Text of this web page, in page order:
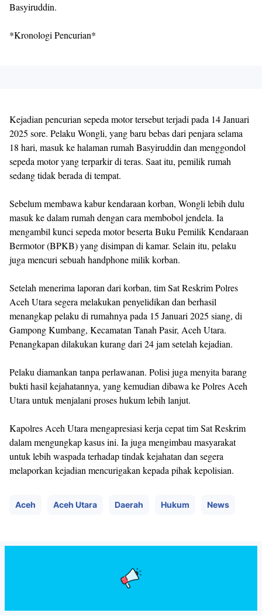
Basyiruddin.
*Kronologi Pencurian*
Kejadian pencurian sepeda motor tersebut terjadi pada 14 Januari
2025 sore. Pelaku Wongli, yang baru bebas dari penjara selama
18 hari, masuk ke halaman rumah Basyiruddin dan menggondol
sepeda motor yang terparkir di teras. Saat itu, pemilik rumah
sedang tidak berada di tempat.
Sebelum membawa kabur kendaraan korban, Wongli lebih dulu
masuk ke dalam rumah dengan cara membobol jendela. Ia
mengambil kunci sepeda motor beserta Buku Pemilik Kendaraan
Bermotor (BPKB) yang disimpan di kamar. Selain itu, pelaku
juga mencuri sebuah handphone milik korban.
Setelah menerima laporan dari korban, tim Sat Reskrim Polres
Aceh Utara segera melakukan penyelidikan dan berhasil
menangkap pelaku di rumahnya pada 15 Januari 2025 siang, di
Gampong Kumbang, Kecamatan Tanah Pasir, Aceh Utara.
Penangkapan dilakukan kurang dari 24 jam setelah kejadian.
Pelaku diamankan tanpa perlawanan. Polisi juga menyita barang
bukti hasil kejahatannya, yang kemudian dibawa ke Polres Aceh
Utara untuk menjalani proses hukum lebih lanjut.
Kapolres Aceh Utara mengapresiasi kerja cepat tim Sat Reskrim
dalam mengungkap kasus ini. Ia juga mengimbau masyarakat
untuk lebih waspada terhadap tindak kejahatan dan segera
melaporkan kejadian mencurigakan kepada pihak kepolisian.
Aceh Aceh Utara Daerah Hukum News